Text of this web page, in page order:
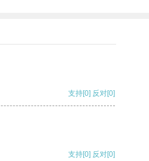
支持[0] 反对[0]
支持[0] 反对[0]